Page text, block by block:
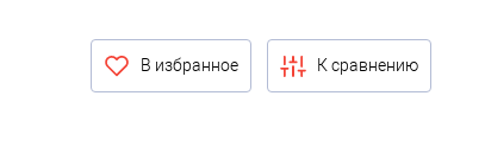
В избранное К сравнению